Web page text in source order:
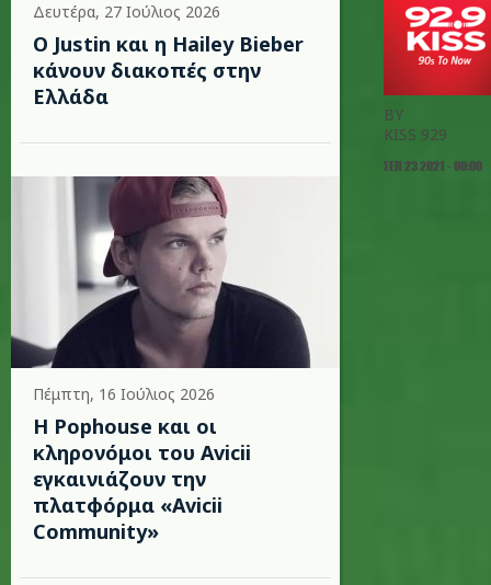
Δευτέρα, 27 Ιούλιος 2026
Ο Justin και η Hailey Bieber
κάνουν διακοπές στην
Ελλάδα
Πέμπτη, 16 Ιούλιος 2026
Η Pophouse και οι
κληρονόμοι του Avicii
εγκαινιάζουν την
πλατφόρμα «Avicii
Community»
BY
KISS 929
ΣΕΠ 23 2021 - 00:00